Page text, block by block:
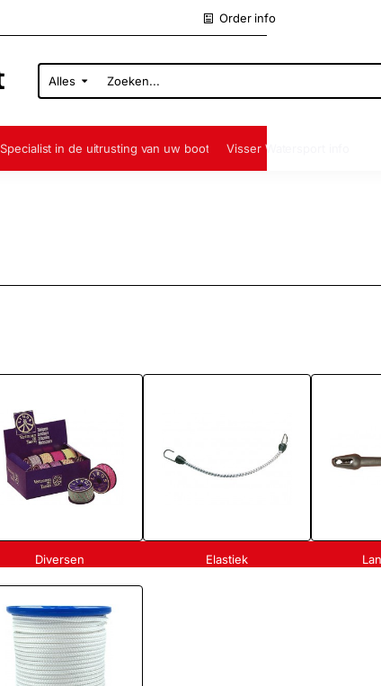
Order info
Alles
Zoeken...
Specialist in de uitrusting van uw boot Visser Watersport info
Diversen Elastiek